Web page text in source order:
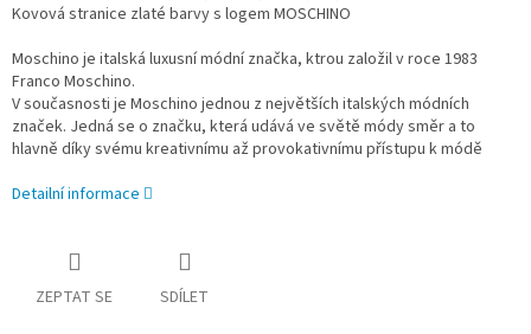
Kovová stranice zlaté barvy s logem MOSCHINO
Moschino je italská luxusní módní značka, ktrou založil v roce 1983
Franco Moschino.
V současnosti je Moschino jednou z největších italských módních
značek. Jedná se o značku, která udává ve světě módy směr a to
hlavně díky svému kreativnímu až provokativnímu přístupu k módě
Detailní informace
ZEPTAT SE SDÍLET